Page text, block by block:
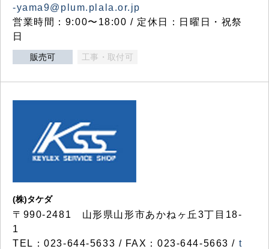
-yama9@plum.plala.or.jp
営業時間：9:00〜18:00 / 定休日：日曜日・祝祭
日
販売可 工事・取付可
(株)タケダ
〒990-2481 山形県山形市あかねヶ丘3丁目18-
1
TEL：023-644-5633 / FAX：023-644-5663 / t